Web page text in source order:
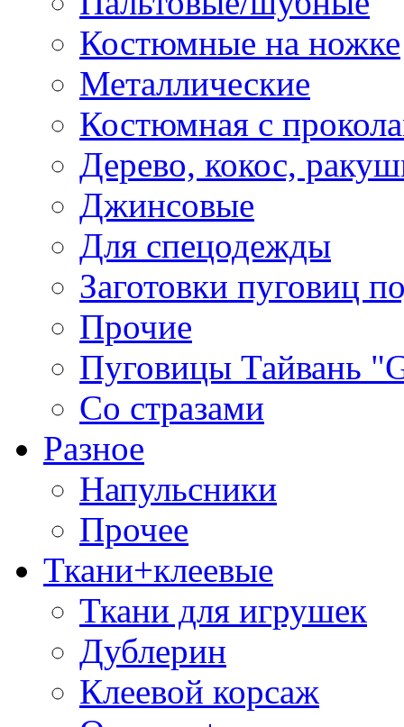
Костюмные на ножке
Металлические
Костюмная с
Дерево, кокос,
Джинсовые
Для спецодежды
Заготовки пуговиц
Прочие
Пуговицы Тайвань
Со стразами
Разное
Напульсники
Прочее
Ткани+клеевые
Ткани для игрушек
Дублерин
Клеевой корсаж